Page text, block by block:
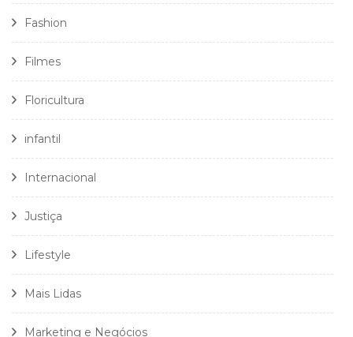
Fashion
Filmes
Floricultura
infantil
Internacional
Justiça
Lifestyle
Mais Lidas
Marketing e Negócios